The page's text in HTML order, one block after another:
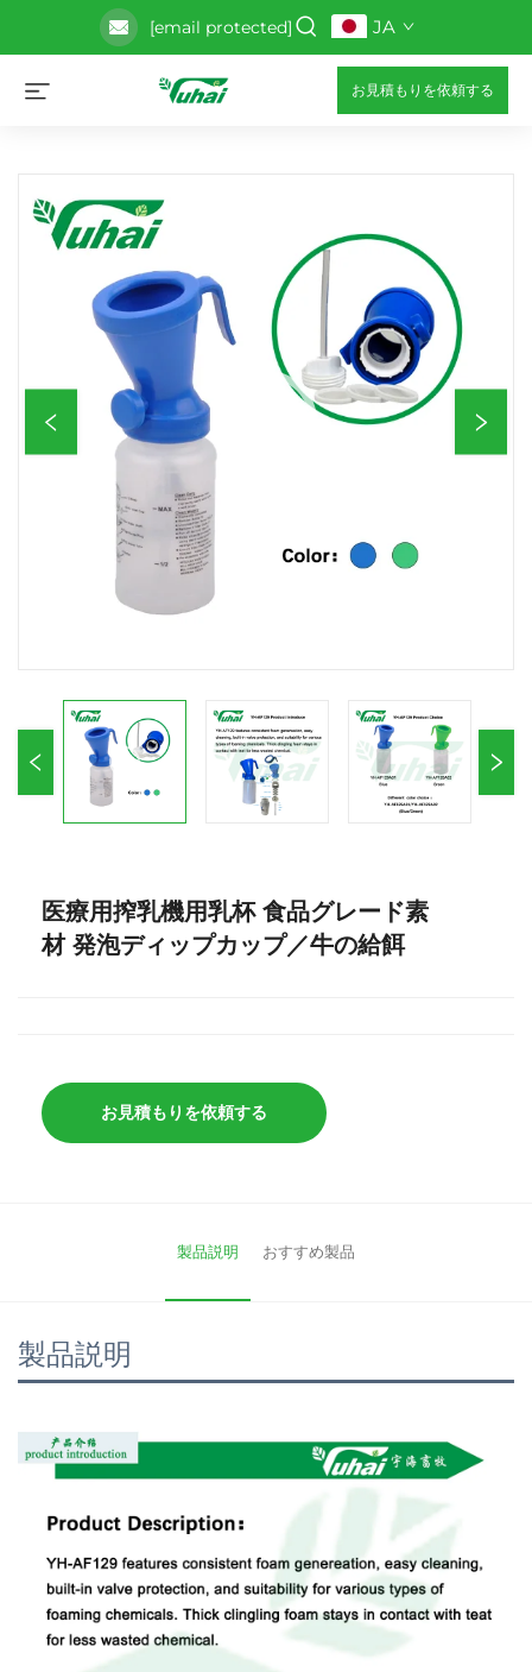
[email protected] JA
お見積もりを依頼する
医療用搾乳機用乳杯 食品グレード素
材 発泡ディップカップ／牛の給餌
お見積もりを依頼する
製品説明 おすすめ製品
製品説明